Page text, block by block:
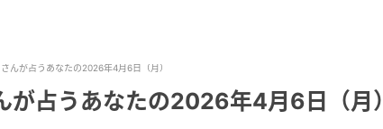
んが占うあなたの2026年4月6日（月）
が占うあなたの2026年4月6日（月）